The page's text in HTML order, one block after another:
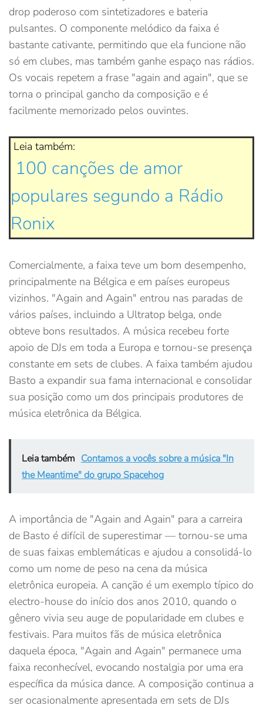
drop poderoso com sintetizadores e bateria
pulsantes. O componente melódico da faixa é
bastante cativante, permitindo que ela funcione não
só em clubes, mas também ganhe espaço nas rádios.
Os vocais repetem a frase "again and again", que se
torna o principal gancho da composição e é
facilmente memorizado pelos ouvintes.
Leia também:
100 canções de amor
populares segundo a Rádio
Ronix
Comercialmente, a faixa teve um bom desempenho,
principalmente na Bélgica e em países europeus
vizinhos. "Again and Again" entrou nas paradas de
vários países, incluindo a Ultratop belga, onde
obteve bons resultados. A música recebeu forte
apoio de DJs em toda a Europa e tornou-se presença
constante em sets de clubes. A faixa também ajudou
Basto a expandir sua fama internacional e consolidar
sua posição como um dos principais produtores de
música eletrônica da Bélgica.
Leia também Contamos a vocês sobre a música "In
the Meantime" do grupo Spacehog
A importância de "Again and Again" para a carreira
de Basto é difícil de superestimar — tornou-se uma
de suas faixas emblemáticas e ajudou a consolidá-lo
como um nome de peso na cena da música
eletrônica europeia. A canção é um exemplo típico do
electro-house do início dos anos 2010, quando o
gênero vivia seu auge de popularidade em clubes e
festivais. Para muitos fãs de música eletrônica
daquela época, "Again and Again" permanece uma
faixa reconhecível, evocando nostalgia por uma era
específica da música dance. A composição continua a
ser ocasionalmente apresentada em sets de DJs